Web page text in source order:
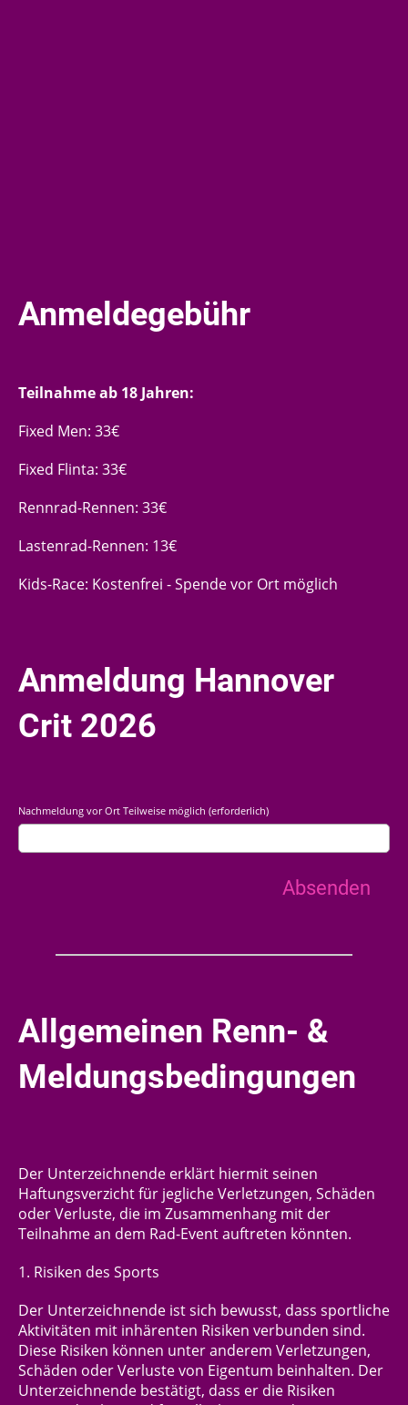
Anmeldegebühr
Teilnahme ab 18 Jahren:
Fixed Men: 33€
Fixed Flinta: 33€
Rennrad-Rennen: 33€
Lastenrad-Rennen: 13€
Kids-Race: Kostenfrei - Spende vor Ort möglich
Anmeldung Hannover
Crit 2026
Nachmeldung vor Ort Teilweise möglich (erforderlich)
Allgemeinen Renn- &
Meldungsbedingungen
Der Unterzeichnende erklärt hiermit seinen
Haftungsverzicht für jegliche Verletzungen, Schäden
oder Verluste, die im Zusammenhang mit der
Teilnahmean dem Rad-Eventauftreten könnten.
1. Risiken des Sports
Der Unterzeichnende ist sich bewusst, dass sportliche
Aktivitäten mit inhärenten Risiken verbunden sind.
Diese Risiken können unter anderem Verletzungen,
Schäden oder Verluste von Eigentum beinhalten. Der
Unterzeichnende bestätigt, dass er die Risiken